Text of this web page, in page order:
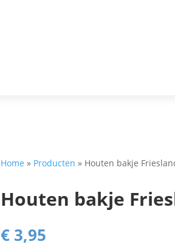
Home » Producten » Houten bakje
Houten bakje
€ 3,95